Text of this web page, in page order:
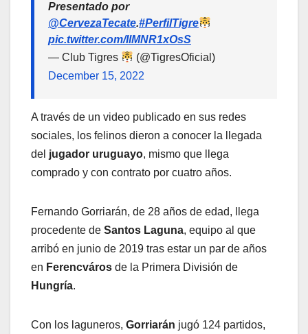
Presentado por
@CervezaTecate.#PerfilTigre
pic.twitter.com/IlMNR1xOsS
— Club Tigres
(@TigresOficial)
December 15, 2022
A través de un video publicado en sus redes
sociales, los felinos dieron a conocer la llegada
del jugador uruguayo, mismo que llega
comprado y con contrato por cuatro años.
Fernando Gorriarán, de 28 años de edad, llega
procedente de Santos Laguna, equipo al que
arribó en junio de 2019 tras estar un par de años
en Ferencváros de la Primera División de
Hungría.
Con los laguneros, Gorriarán jugó 124 partidos,